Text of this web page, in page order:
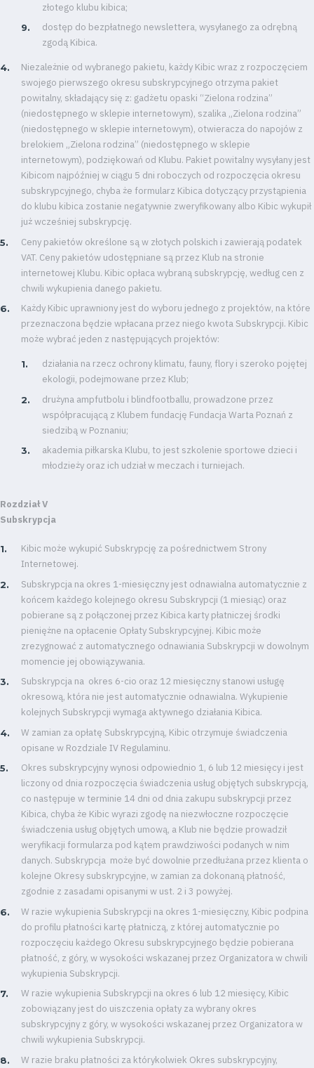
złotego klubu kibica;
dostęp do bezpłatnego newslettera, wysyłanego za odrębną
zgodą Kibica.
Niezależnie od wybranego pakietu, każdy Kibic wraz z rozpoczęciem
swojego pierwszego okresu subskrypcyjnego otrzyma pakiet
powitalny, składający się z: gadżetu opaski “Zielona rodzina”
(niedostępnego w sklepie internetowym), szalika „Zielona rodzina”
(niedostępnego w sklepie internetowym), otwieracza do napojów z
brelokiem „Zielona rodzina” (niedostępnego w sklepie
internetowym), podziękowań od Klubu. Pakiet powitalny wysyłany jest
Kibicom najpóźniej w ciągu 5 dni roboczych od rozpoczęcia okresu
subskrypcyjnego, chyba że formularz Kibica dotyczący przystąpienia
do klubu kibica zostanie negatywnie zweryfikowany albo Kibic wykupił
już wcześniej subskrypcję.
Ceny pakietów określone są w złotych polskich i zawierają podatek
VAT. Ceny pakietów udostępniane są przez Klub na stronie
internetowej Klubu. Kibic opłaca wybraną subskrypcję, według cen z
chwili wykupienia danego pakietu.
Każdy Kibic uprawniony jest do wyboru jednego z projektów, na które
przeznaczona będzie wpłacana przez niego kwota Subskrypcji. Kibic
może wybrać jeden z następujących projektów:
działania na rzecz ochrony klimatu, fauny, flory i szeroko pojętej
ekologii, podejmowane przez Klub;
drużyna ampfutbolu i blindfootballu, prowadzone przez
współpracującą z Klubem fundację Fundacja Warta Poznań z
siedzibą w Poznaniu;
akademia piłkarska Klubu, to jest szkolenie sportowe dzieci i
młodzieży oraz ich udział w meczach i turniejach.
Rozdział V
Subskrypcja
Kibic może wykupić Subskrypcję za pośrednictwem Strony
Internetowej.
Subskrypcja na okres 1-miesięczny jest odnawialna automatycznie z
końcem każdego kolejnego okresu Subskrypcji (1 miesiąc) oraz
pobierane są z połączonej przez Kibica karty płatniczej środki
pieniężne na opłacenie Opłaty Subskrypcyjnej. Kibic może
zrezygnować z automatycznego odnawiania Subskrypcji w dowolnym
momencie jej obowiązywania.
Subskrypcja na okres 6-cio oraz 12 miesięczny stanowi usługę
okresową, która nie jest automatycznie odnawialna. Wykupienie
kolejnych Subskrypcji wymaga aktywnego działania Kibica.
W zamian za opłatę Subskrypcyjną, Kibic otrzymuje świadczenia
opisane w Rozdziale IV Regulaminu.
Okres subskrypcyjny wynosi odpowiednio 1, 6 lub 12 miesięcy i jest
liczony od dnia rozpoczęcia świadczenia usług objętych subskrypcją,
co następuje w terminie 14 dni od dnia zakupu subskrypcji przez
Kibica, chyba że Kibic wyrazi zgodę na niezwłoczne rozpoczęcie
świadczenia usług objętych umową, a Klub nie będzie prowadził
weryfikacji formularza pod kątem prawdziwości podanych w nim
danych. Subskrypcja może być dowolnie przedłużana przez klienta o
kolejne Okresy subskrypcyjne, w zamian za dokonaną płatność,
zgodnie z zasadami opisanymi w ust. 2 i 3 powyżej.
W razie wykupienia Subskrypcji na okres 1-miesięczny, Kibic podpina
do profilu płatności kartę płatniczą, z której automatycznie po
rozpoczęciu każdego Okresu subskrypcyjnego będzie pobierana
płatność, z góry, w wysokości wskazanej przez Organizatora w chwili
wykupienia Subskrypcji.
W razie wykupienia Subskrypcji na okres 6 lub 12 miesięcy, Kibic
zobowiązany jest do uiszczenia opłaty za wybrany okres
subskrypcyjny z góry, w wysokości wskazanej przez Organizatora w
chwili wykupienia Subskrypcji.
W razie braku płatności za którykolwiek Okres subskrypcyjny,